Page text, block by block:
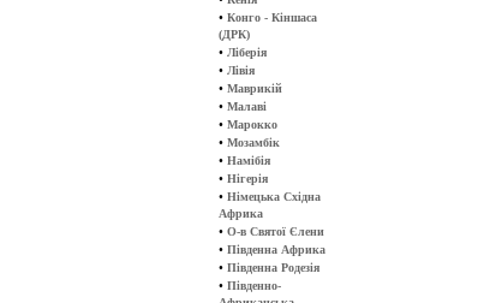
• Конго - Кіншаса
(ДРК)
• Ліберія
• Лівія
• Маврикій
• Малаві
• Марокко
• Мозамбік
• Намібія
• Нігерія
• Німецька Східна
Африка
• О-в Святої Єлени
• Південна Африка
• Південна Родезія
• Південно-